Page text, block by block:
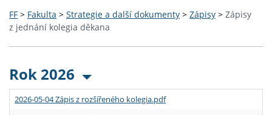
FF > Fakulta > Strategie a další dokumenty > Zápisy > Zápisy
z jednání kolegia děkana
Rok 2026
2026-05-04 Zápis z rozšířeného kolegia.pdf